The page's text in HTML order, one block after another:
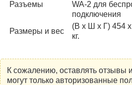
Разъемы
WA-2 для
подключения
Размеры и вес
(В х Ш х Г) 454
кг.
К сожалению, оставлять отзывы
могут только авторизованные